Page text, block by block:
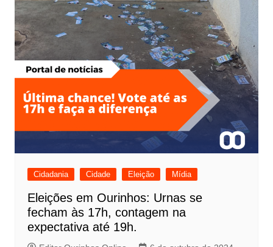
Cidadania Cidade Eleição Mídia
Eleições em Ourinhos: Urnas se
fecham às 17h, contagem na
expectativa até 19h.